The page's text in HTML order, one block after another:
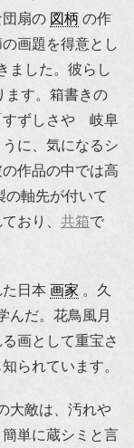
扇の 図柄 の作
画題を得意とし
ました。彼らし
ます。箱書きの
すずしさや 岐阜
に、気になるシ
作品の中では高
の軸先が付いて
おり、 共箱で
日本 画家 。久
んだ。花鳥風月
画として重宝さ
られています。
大敵は、汚れや
単に蔵シミと言